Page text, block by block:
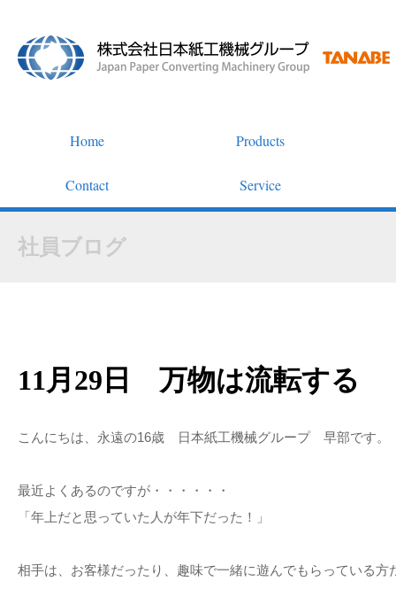
Home Products
Contact Service
社員ブログ
11月29日 万物は流転する
こんにちは、永遠の16歳 日本紙工機械グループ 早部です。
最近よくあるのですが・・・・・・
「年上だと思っていた人が年下だった！」
相手は、お客様だったり、趣味で一緒に遊んでもらっている